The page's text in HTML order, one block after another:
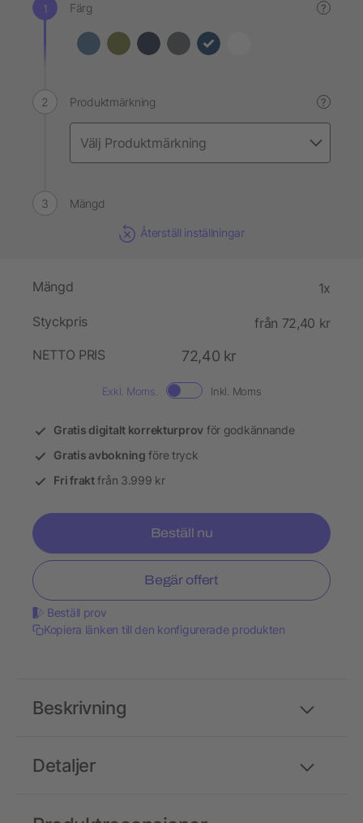
Färg ?
Produktmärkning ?
Mängd
Återställ inställningar
Mängd 1x
Styckpris
från 72,40 kr
NETTO PRIS
72,40 kr
Exkl. Moms. Inkl. Moms
Gratis digitalt korrekturprov för godkännande
Gratis avbokning före tryck
Fri fraktfrån 3.999 kr
Beställ nu
Begär offert
Beställ prov
Kopiera länken till den konfigurerade produkten
Detaljer
Beskrivning